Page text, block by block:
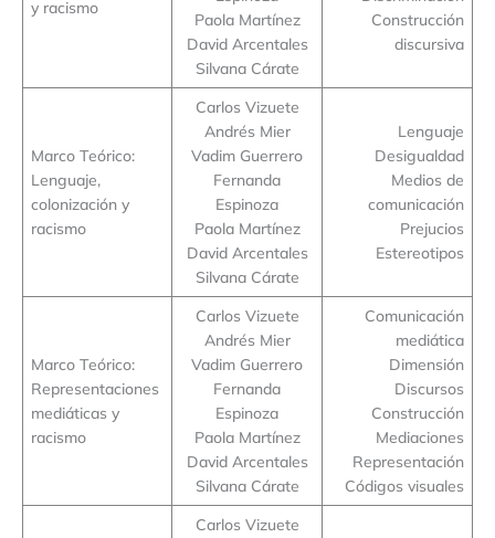
y racismo
Paola Martínez
David Arcentales
Silvana Cárate
Construcción
discursiva
Marco Teórico:
Lenguaje,
colonización y
racismo
Carlos Vizuete
Andrés Mier
Vadim Guerrero
Fernanda
Espinoza
Paola Martínez
David Arcentales
Silvana Cárate
Lenguaje
Desigualdad
Medios de
comunicación
Prejucios
Estereotipos
Marco Teórico:
Representaciones
mediáticas y
racismo
Carlos Vizuete
Andrés Mier
Vadim Guerrero
Fernanda
Espinoza
Paola Martínez
David Arcentales
Silvana Cárate
Comunicación
mediática
Dimensión
Discursos
Construcción
Mediaciones
Representación
Códigos visuales
Carlos Vizuete